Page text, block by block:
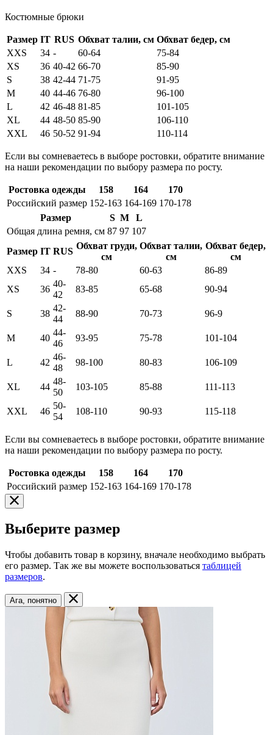
Костюмные брюки
Размер IT RUS Обхват талии, см Обхват бедер, см
XXS
34 - 60-64
75-84
XS
36 40-42 66-70
85-90
S
38 42-44 71-75
91-95
M
40 44-46 76-80
96-100
L
42 46-48 81-85
101-105
XL
44 48-50 85-90
106-110
XXL
46 50-52 91-94 110-114
Если вы сомневаетесь в выборе ростовки, обратите внимание
на наши рекомендации по выбору размера по росту.
Ростовка одежды 158 164
170
Российский размер 152-163 164-169 170-178
Размер
S M
L
Общая длина ремня, см 87 97 107
Размер IT RUS
Обхват груди,
см
Обхват талии,
см
Обхват бедер,
см
XXS
34 - 78-80 60-63
86-89
XS
36
40-
42
83-85 65-68 90-94
S 38
42-
44
88-90 70-73 96-9
M 40
44-
46
93-95 75-78 101-104
L 42
46-
48
98-100 80-83 106-109
XL 44
48-
50
103-105 85-88 111-113
XXL 46
50-
54
108-110 90-93 115-118
Если вы сомневаетесь в выборе ростовки, обратите внимание
на наши рекомендации по выбору размера по росту.
Ростовка одежды 158 164
170
Российский размер 152-163 164-169 170-178
Выберите размер
Чтобы добавить товар в корзину, вначале необходимо выбрать
его размер. Так же вы можете воспользоваться таблицей
размеров.
Ага, понятно